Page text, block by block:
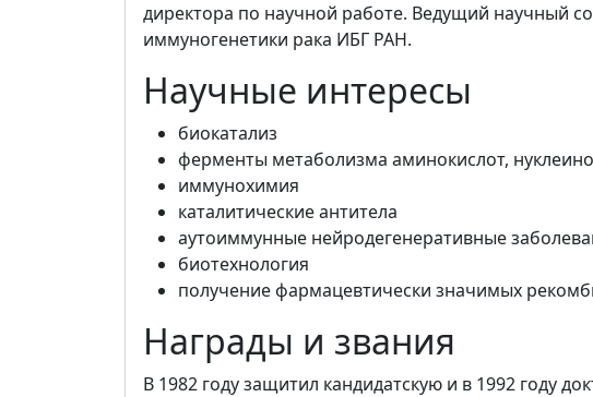
директора по научной работе. Ведущий научный
иммуногенетики рака ИБГ РАН.
Научные интересы
биокатализ
ферменты метаболизма аминокислот,
иммунохимия
каталитические антитела
аутоиммунные нейродегенеративные
биотехнология
получение фармацевтически значимых
Награды и звания
В 1982 году защитил кандидатскую и в 1992 году